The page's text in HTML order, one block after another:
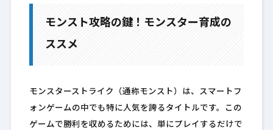
モンスト攻略の鍵！モンスター育成の
ススメ
モンスターストライク（通称モンスト）は、スマートフ
ォンゲームの中でも特に人気を誇るタイトルです。この
ゲームで勝利を収めるためには、単にプレイするだけで